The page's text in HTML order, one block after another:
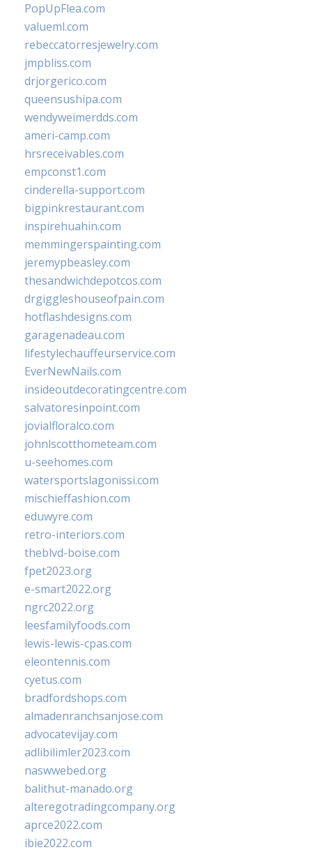
PopUpFlea.com
valueml.com
rebeccatorresjewelry.com
jmpbliss.com
drjorgerico.com
queensushipa.com
wendyweimerdds.com
ameri-camp.com
hrsreceivables.com
empconst1.com
cinderella-support.com
bigpinkrestaurant.com
inspirehuahin.com
memmingerspainting.com
jeremypbeasley.com
thesandwichdepotcos.com
drgiggleshouseofpain.com
hotflashdesigns.com
garagenadeau.com
lifestylechauffeurservice.com
EverNewNails.com
insideoutdecoratingcentre.com
salvatoresinpoint.com
jovialfloralco.com
johnlscotthometeam.com
u-seehomes.com
watersportslagonissi.com
mischieffashion.com
eduwyre.com
retro-interiors.com
theblvd-boise.com
fpet2023.org
e-smart2022.org
ngrc2022.org
leesfamilyfoods.com
lewis-lewis-cpas.com
eleontennis.com
cyetus.com
bradfordshops.com
almadenranchsanjose.com
advocatevijay.com
adlibilimler2023.com
naswwebed.org
balithut-manado.org
alteregotradingcompany.org
aprce2022.com
ibie2022.com